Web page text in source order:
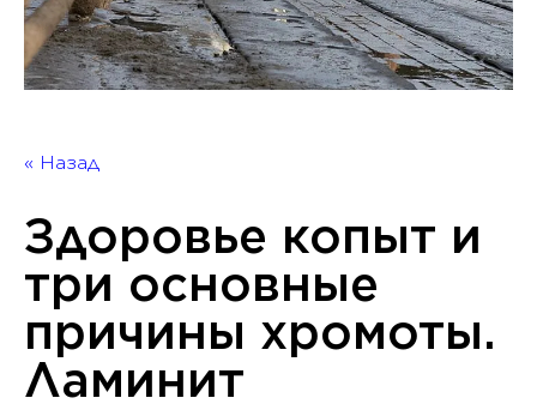
« Назад
Здоровье копыт и
три основные
причины хромоты.
Ламинит